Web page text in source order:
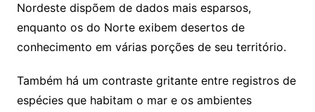
Nordeste dispõem de dados mais esparsos,
enquanto os do Norte exibem desertos de
conhecimento em várias porções de seu território.
Também há um contraste gritante entre registros de
espécies que habitam o mar e os ambientes